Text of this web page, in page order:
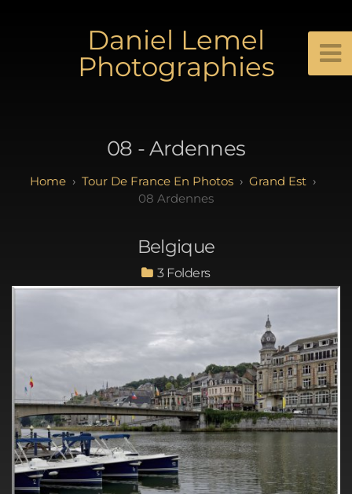
Daniel Lemel
Photographies
08 - Ardennes
Tour De France En Photos
Grand Est
08 Ardennes
Belgique
3